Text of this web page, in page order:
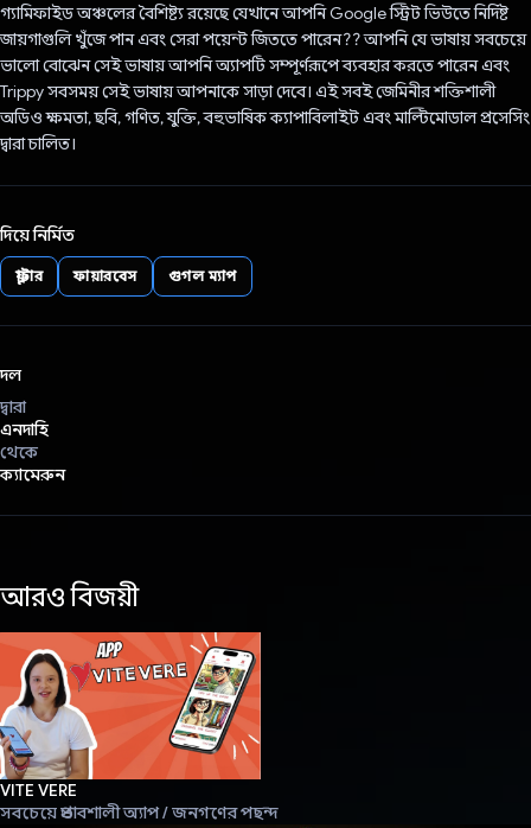
গ্যামিফাইড অঞ্চলের বৈশিষ্ট্য রয়েছে যেখানে আপনি Google স্ট্রিট ভিউতে নির্দিষ্ট
জায়গাগুলি খুঁজে পান এবং সেরা পয়েন্ট জিততে পারেন?? আপনি যে ভাষায় সবচেয়ে
ভালো বোঝেন সেই ভাষায় আপনি অ্যাপটি সম্পূর্ণরূপে ব্যবহার করতে পারেন এবং
Trippy সবসময় সেই ভাষায় আপনাকে সাড়া দেবে। এই সবই জেমিনীর শক্তিশালী
অডিও ক্ষমতা, ছবি, গণিত, যুক্তি, বহুভাষিক ক্যাপাবিলাইট এবং মাল্টিমোডাল প্রসেসিং
দ্বারা চালিত।
দিয়ে নির্মিত
ফ্লাটার ফায়ারবেস গুগল ম্যাপ
দল
দ্বারা
এনদাহি
থেকে
ক্যামেরুন
আরও বিজয়ী
VITE VERE
সবচেয়ে প্রভাবশালী অ্যাপ / জনগণের পছন্দ